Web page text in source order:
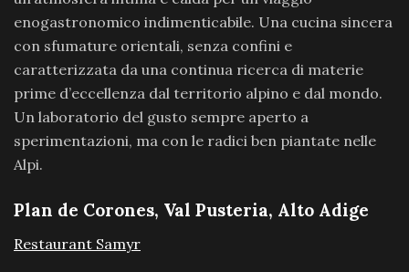
enogastronomico indimenticabile. Una cucina sincera
con sfumature orientali, senza confini e
caratterizzata da una continua ricerca di materie
prime d’eccellenza dal territorio alpino e dal mondo.
Un laboratorio del gusto sempre aperto a
sperimentazioni, ma con le radici ben piantate nelle
Alpi.
Plan de Corones, Val Pusteria, Alto Adige
Restaurant Samyr